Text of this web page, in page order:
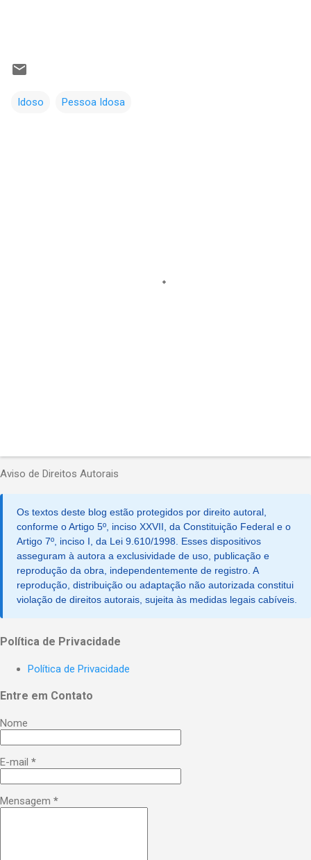
Idoso Pessoa Idosa
Aviso de Direitos Autorais
Os textos deste blog estão protegidos por direito autoral,
conforme o Artigo 5º, inciso XXVII, da Constituição Federal e o
Artigo 7º, inciso I, da Lei 9.610/1998. Esses dispositivos
asseguram à autora a exclusividade de uso, publicação e
reprodução da obra, independentemente de registro. A
reprodução, distribuição ou adaptação não autorizada constitui
violação de direitos autorais, sujeita às medidas legais cabíveis.
Política de Privacidade
Política de Privacidade
Entre em Contato
Nome
E-mail *
Mensagem *